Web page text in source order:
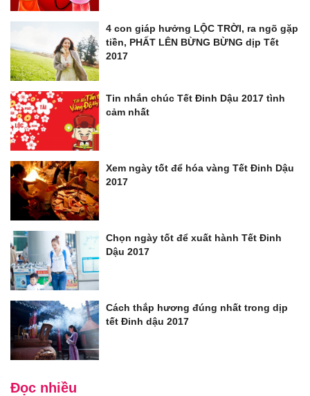
4 con giáp hưởng LỘC TRỜI, ra ngõ gặp
tiền, PHẤT LÊN BỪNG BỪNG dịp Tết
2017
Tin nhắn chúc Tết Đinh Dậu 2017 tình
cảm nhất
Xem ngày tốt để hóa vàng Tết Đinh Dậu
2017
Chọn ngày tốt để xuất hành Tết Đinh
Dậu 2017
Cách thắp hương đúng nhất trong dịp
tết Đinh dậu 2017
Đọc nhiều